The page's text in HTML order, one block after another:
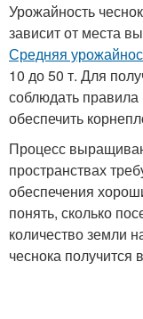
Урожайность
зависит от места
Средняя
10 до 50 т. Для
соблюдать
обеспечить
Процесс
пространствах
обеспечения
понять, сколько
количество земли
чеснока получится